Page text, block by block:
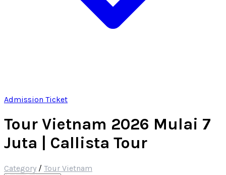
Admission Ticket
Tour Vietnam 2026 Mulai 7
Juta | Callista Tour
Category / Tour Vietnam